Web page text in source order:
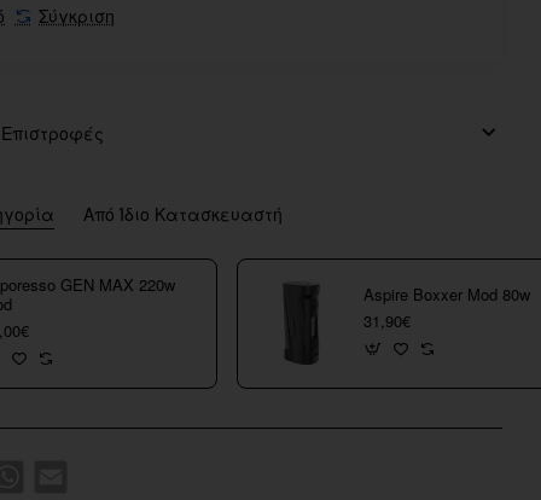
Σύγκριση
Από Ίδιο Κατασκευαστή
GEN MAX 220w
Aspire Boxxer Mod 80w
31,90€